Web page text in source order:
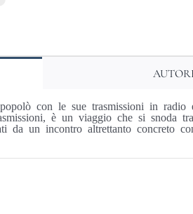
con le sue trasmissioni in
è un viaggio che si
un incontro altrettanto concreto